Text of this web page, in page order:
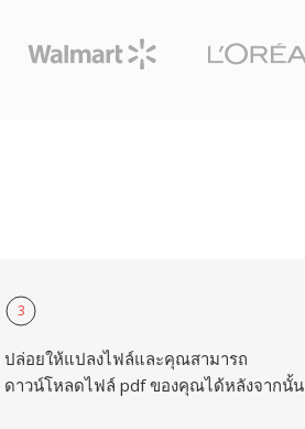
3
ปล่อยให้แปลงไฟล์และคุณสามารถ
ดาวน์โหลดไฟล์ pdf ของคุณได้หลังจากนั้น